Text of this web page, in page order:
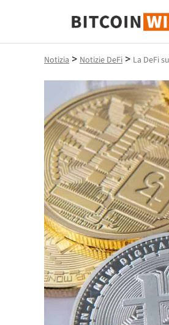
Saggezza Bitcoin
Notizia > Notizie DeFi > La DeFi